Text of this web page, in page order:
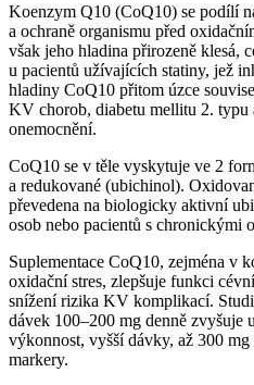
Koenzym Q10 (CoQ10) se podílí
a ochraně organismu před
však jeho hladina přirozeně klesá,
u pacientů užívajících statiny, jež
hladiny CoQ10 přitom úzce
KV chorob, diabetu mellitu 2. typu
onemocnění.
CoQ10 se v těle vyskytuje ve 2
a redukované (ubichinol).
převedena na biologicky aktivní
osob nebo pacientů s chronickými
Suplementace CoQ10, zejména v
oxidační stres, zlepšuje funkci
snížení rizika KV komplikací.
dávek 100–200 mg denně zvyšuje
výkonnost, vyšší dávky, až 300
markery.